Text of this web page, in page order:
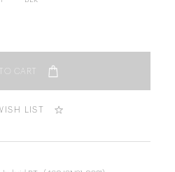
LIST